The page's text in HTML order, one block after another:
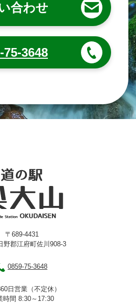
合わせ
75-3648
〒689-4431
野郡江府町佐川908-3
0859-75-3648
日営業（不定休）
時間 8:30～17:30